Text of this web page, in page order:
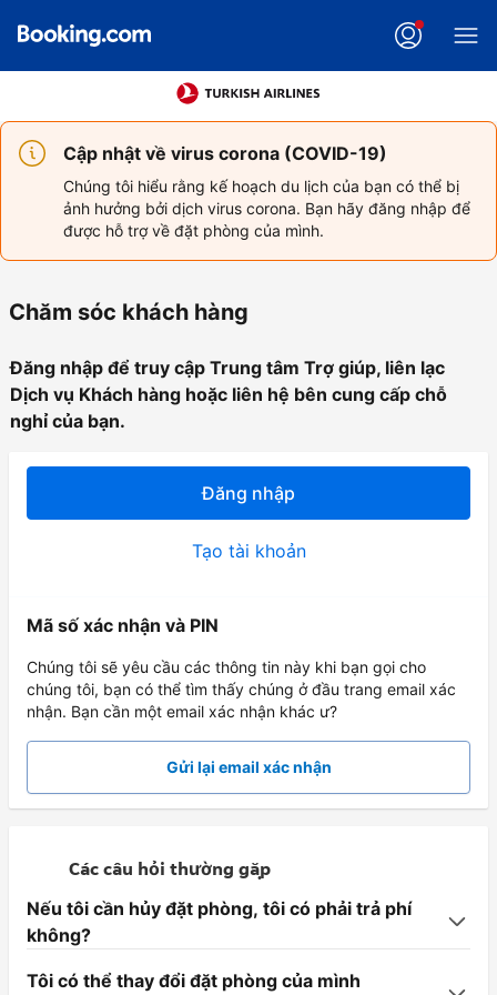
Cập nhật về virus corona (COVID-19)
Chúng tôi hiểu rằng kế hoạch du lịch của bạn có thể bị
ảnh hưởng bởi dịch virus corona. Bạn hãy đăng nhập để
được hỗ trợ về đặt phòng của mình.
Chăm sóc khách hàng
Đăng nhập để truy cập Trung tâm Trợ giúp, liên lạc
Dịch vụ Khách hàng hoặc liên hệ bên cung cấp chỗ
nghỉ của bạn.
Đăng nhập
Tạo tài khoản
Mã số xác nhận và PIN
Chúng tôi sẽ yêu cầu các thông tin này khi bạn gọi cho
chúng tôi, bạn có thể tìm thấy chúng ở đầu trang email xác
nhận. Bạn cần một email xác nhận khác ư?
Gửi lại email xác nhận
Các câu hỏi thường gặp
Nếu tôi cần hủy đặt phòng, tôi có phải trả phí
không?
Tôi có thể thay đổi đặt phòng của mình